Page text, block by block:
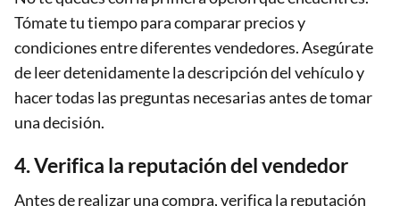
Tómate tu tiempo para comparar precios y
condiciones entre diferentes vendedores. Asegúrate
de leer detenidamente la descripción del vehículo y
hacer todas las preguntas necesarias antes de tomar
una decisión.
4. Verifica la reputación del vendedor
Antes de realizar una compra, verifica la reputación